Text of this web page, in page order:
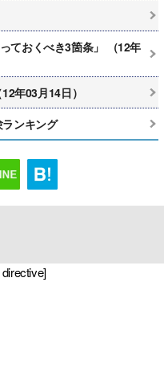
ておくべき3箇条」 （12年
年03月14日）
ンキング